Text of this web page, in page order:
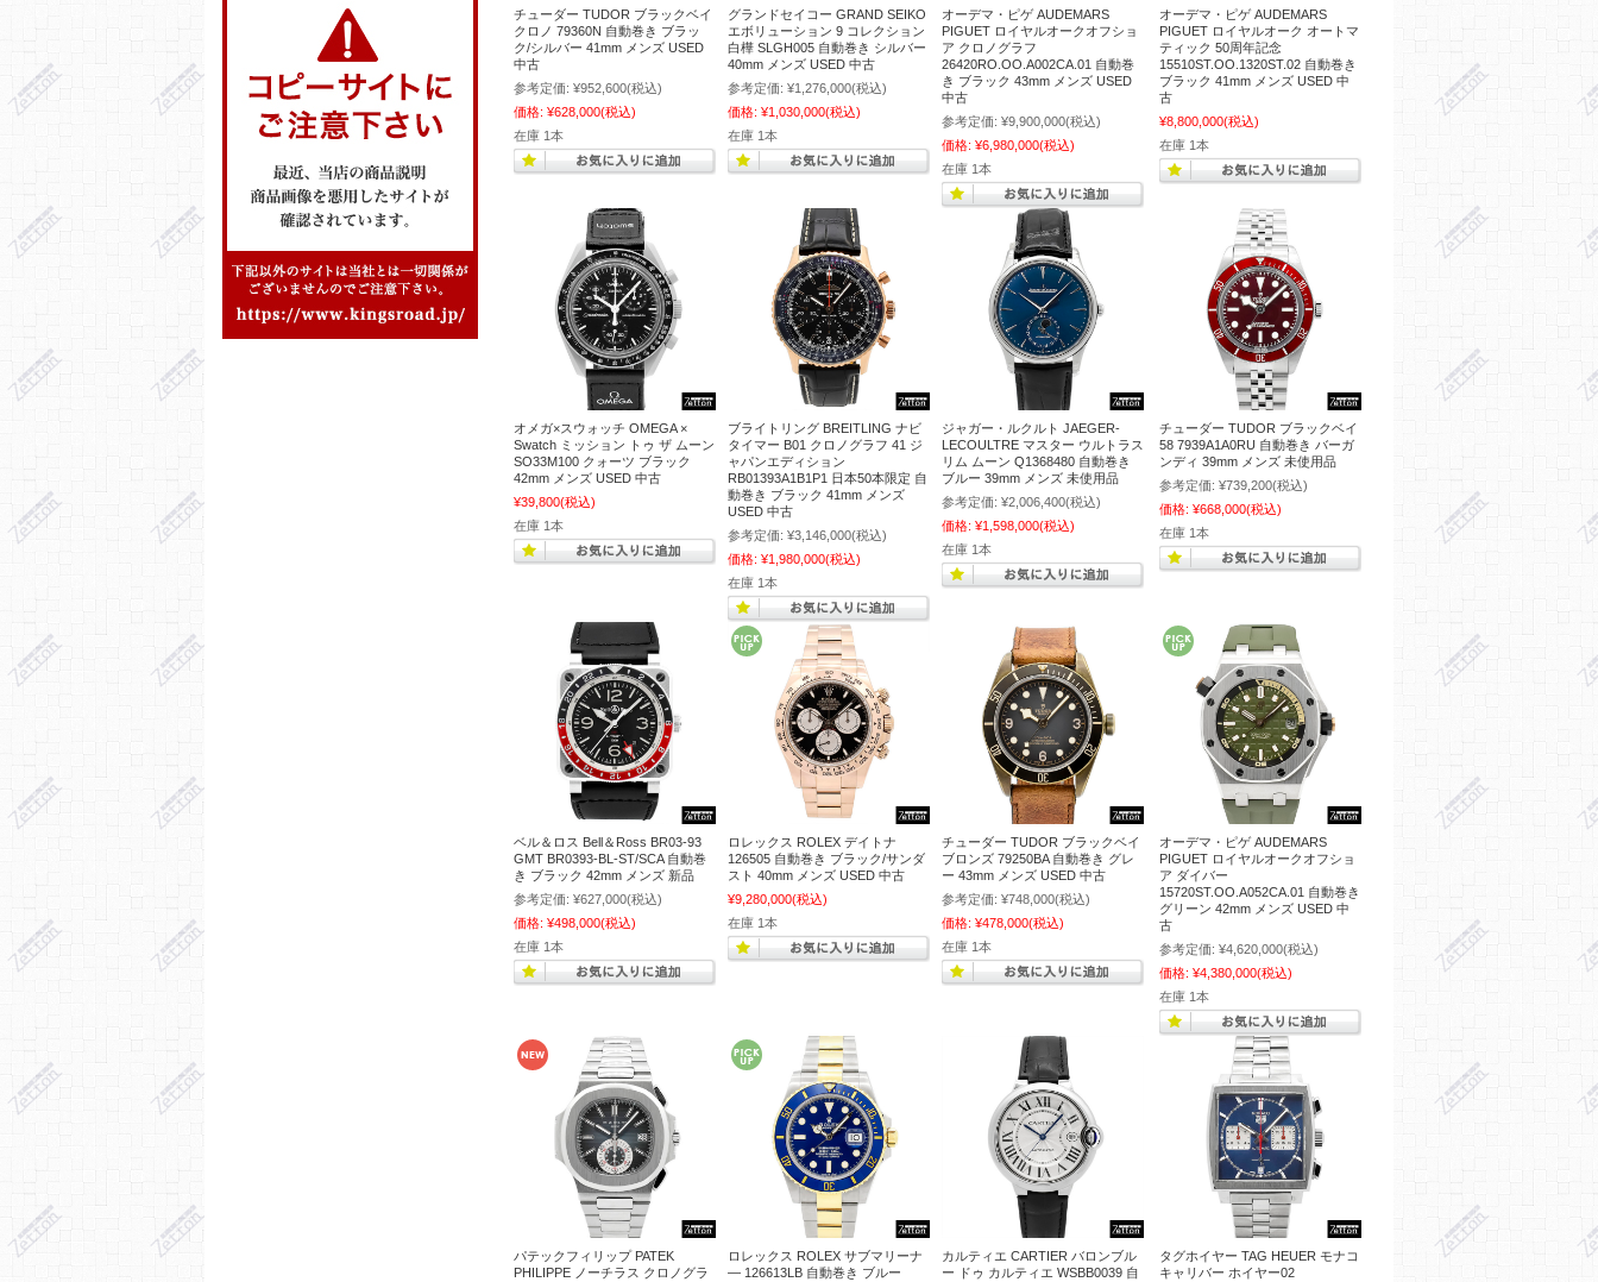
チューダー TUDOR ブラックベイ
クロノ 79360N 自動巻き ブラッ
ク/シルバー 41mm メンズ USED
中古
参考定価: ¥952,600(税込)
価格: ¥628,000(税込)
在庫 1本
グランドセイコー GRAND SEIKO
エボリューション 9 コレクション
白樺 SLGH005 自動巻き シルバー
40mm メンズ USED 中古
参考定価: ¥1,276,000(税込)
価格: ¥1,030,000(税込)
在庫 1本
オーデマ・ピゲ AUDEMARS
PIGUET ロイヤルオークオフショ
ア クロノグラフ
26420RO.OO.A002CA.01 自動巻
き ブラック 43mm メンズ USED
中古
参考定価: ¥9,900,000(税込)
価格: ¥6,980,000(税込)
在庫 1本
オーデマ・ピゲ AUDEMARS
PIGUET ロイヤルオーク オートマ
ティック 50周年記念
15510ST.OO.1320ST.02 自動巻き
ブラック 41mm メンズ USED 中
古
¥8,800,000(税込)
在庫 1本
オメガ×スウォッチ OMEGA ×
Swatch ミッション トゥ ザ ムーン
SO33M100 クォーツ ブラック
42mm メンズ USED 中古
¥39,800(税込)
在庫 1本
ブライトリング BREITLING ナビ
タイマー B01 クロノグラフ 41 ジ
ャパンエディション
RB01393A1B1P1 日本50本限定 自
動巻き ブラック 41mm メンズ
USED 中古
参考定価: ¥3,146,000(税込)
価格: ¥1,980,000(税込)
在庫 1本
ジャガー・ルクルト JAEGER-
LECOULTRE マスター ウルトラス
リム ムーン Q1368480 自動巻き
ブルー 39mm メンズ 未使用品
参考定価: ¥2,006,400(税込)
価格: ¥1,598,000(税込)
在庫 1本
チューダー TUDOR ブラックベイ
58 7939A1A0RU 自動巻き バーガ
ンディ 39mm メンズ 未使用品
参考定価: ¥739,200(税込)
価格: ¥668,000(税込)
在庫 1本
ベル＆ロス Bell＆Ross BR03-93
GMT BR0393-BL-ST/SCA 自動巻
き ブラック 42mm メンズ 新品
参考定価: ¥627,000(税込)
価格: ¥498,000(税込)
在庫 1本
ロレックス ROLEX デイトナ
126505 自動巻き ブラック/サンダ
スト 40mm メンズ USED 中古
¥9,280,000(税込)
在庫 1本
チューダー TUDOR ブラックベイ
ブロンズ 79250BA 自動巻き グレ
ー 43mm メンズ USED 中古
参考定価: ¥748,000(税込)
価格: ¥478,000(税込)
在庫 1本
オーデマ・ピゲ AUDEMARS
PIGUET ロイヤルオークオフショ
ア ダイバー
15720ST.OO.A052CA.01 自動巻き
グリーン 42mm メンズ USED 中
古
参考定価: ¥4,620,000(税込)
価格: ¥4,380,000(税込)
在庫 1本
パテックフィリップ PATEK
PHILIPPE ノーチラス クロノグラ
ロレックス ROLEX サブマリーナ
― 126613LB 自動巻き ブルー
カルティエ CARTIER バロンブル
ー ドゥ カルティエ WSBB0039 自
タグホイヤー TAG HEUER モナコ
キャリバー ホイヤー02